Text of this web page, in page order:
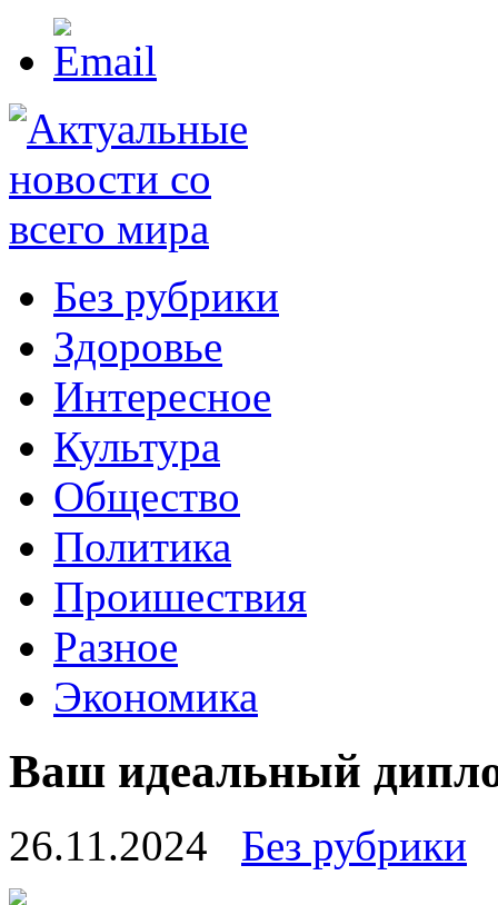
Без рубрики
Здоровье
Интересное
Культура
Общество
Политика
Проишествия
Разное
Экономика
Ваш идеальный
26.11.2024
Без рубрики